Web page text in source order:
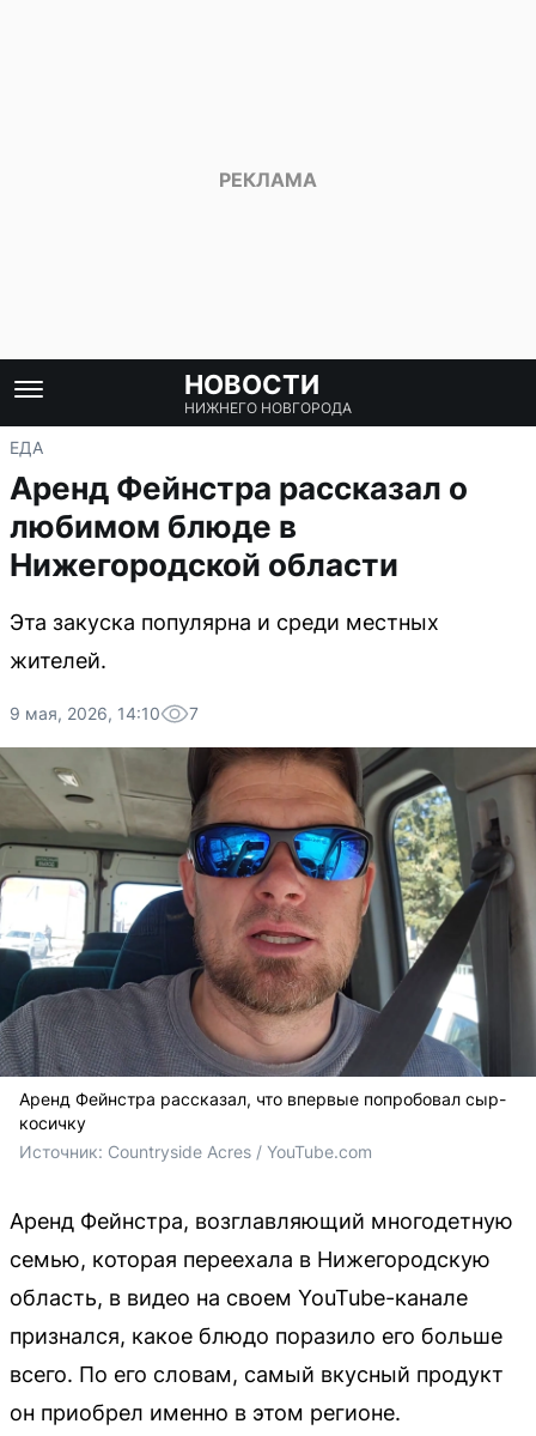
НОВОСТИ
НИЖНЕГО НОВГОРОДА
ЕДА
Аренд Фейнстра рассказал о
любимом блюде в
Нижегородской области
Эта закуска популярна и среди местных
жителей.
9 мая, 2026, 14:10 7
Аренд Фейнстра рассказал, что впервые попробовал сыр-
косичку
Источник: Countryside Acres / YouTube.com
Аренд Фейнстра, возглавляющий многодетную
семью, которая переехала в Нижегородскую
область, в видео на своем YouTube-канале
признался, какое блюдо поразило его больше
всего. По его словам, самый вкусный продукт
он приобрел именно в этом регионе.